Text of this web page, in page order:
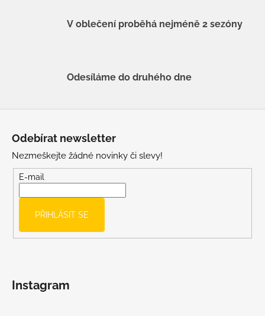
V oblečení proběhá nejméně 2 sezóny
Odesíláme do druhého dne
Odebírat newsletter
Nezmeškejte žádné novinky či slevy!
E-mail
PŘIHLÁSIT SE
Instagram